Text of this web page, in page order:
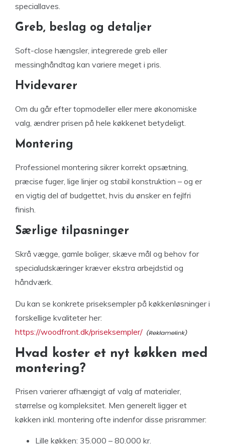
speciallaves.
Greb, beslag og detaljer
Soft-close hængsler, integrerede greb eller
messinghåndtag kan variere meget i pris.
Hvidevarer
Om du går efter topmodeller eller mere økonomiske
valg, ændrer prisen på hele køkkenet betydeligt.
Montering
Professionel montering sikrer korrekt opsætning,
præcise fuger, lige linjer og stabil konstruktion – og er
en vigtig del af budgettet, hvis du ønsker en fejlfri
finish.
Særlige tilpasninger
Skrå vægge, gamle boliger, skæve mål og behov for
specialudskæringer kræver ekstra arbejdstid og
håndværk.
Du kan se konkrete priseksempler på køkkenløsninger i
forskellige kvaliteter her:
https://woodfront.dk/priseksempler/
Hvad koster et nyt køkken med
montering?
Prisen varierer afhængigt af valg af materialer,
størrelse og kompleksitet. Men generelt ligger et
køkken inkl. montering ofte indenfor disse prisrammer:
Lille køkken: 35.000 – 80.000 kr.